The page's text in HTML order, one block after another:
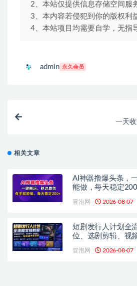
2、本站仅提供信息存储空间服
3、本内容若侵犯到你的版权利
4、本站项目均需要自学，无指
admin 永久会员
一天
相关文章
AI神器撸爆头条，
能做，每天稳定
冒泡网 2026-08-07
短剧发行人计划全
位、选剧剪辑、视
冒泡网 2026-08-07